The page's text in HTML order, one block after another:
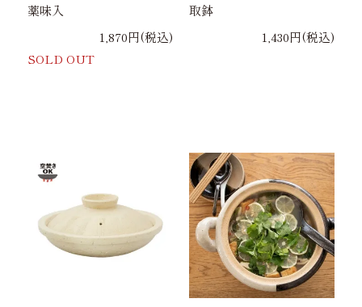
薬味入
1,870円(税込)
SOLD OUT
取鉢
1,430円(税込)